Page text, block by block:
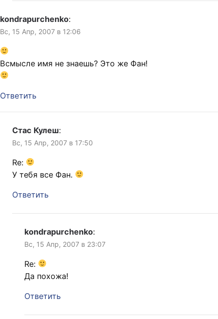
kondrapurchenko:
Вс, 15 Апр, 2007 в 12:06
Всмысле имя не знаешь? Это же Фан!
Ответить
Стас Кулеш:
Вс, 15 Апр, 2007 в 17:50
Re:
У тебя все Фан.
Ответить
kondrapurchenko:
Вс, 15 Апр, 2007 в 23:07
Re:
Да похожа!
Ответить